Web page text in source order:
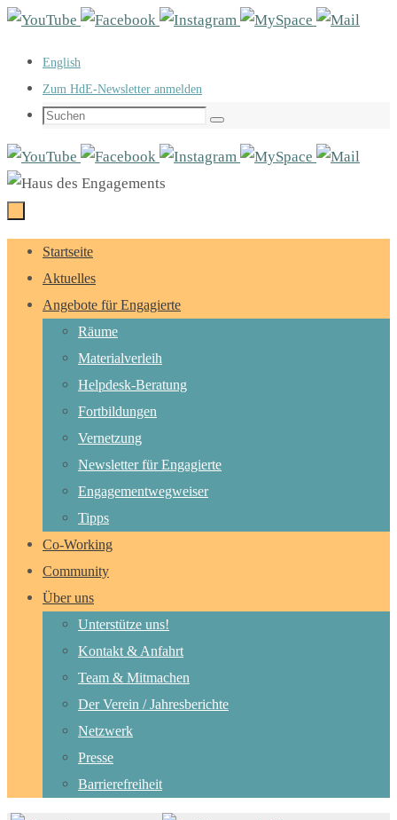
Zum
springen
English
Zum HdE-Newsletter anmelden
Suchen
Suchen
Zum
Inhalt
springen
Startseite
Aktuelles
Angebote für Engagierte
Räume
Materialverleih
Helpdesk-Beratung
Fortbildungen
Vernetzung
Newsletter für Engagierte
Engagementwegweiser
Tipps
Co-Working
Community
Über uns
Unterstütze uns!
Kontakt & Anfahrt
Team & Mitmachen
Der Verein / Jahresberichte
Netzwerk
Presse
Barrierefreiheit